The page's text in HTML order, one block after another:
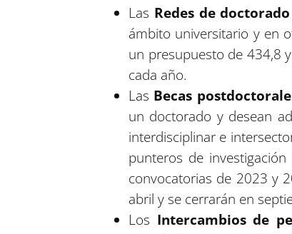
Las Redes de
ámbito universitario y en
un presupuesto de 434,8
cada año.
Las Becas
un doctorado y desean
interdisciplinar e
punteros de
convocatorias de 2023 y
abril y se cerrarán en
Los Intercambios de